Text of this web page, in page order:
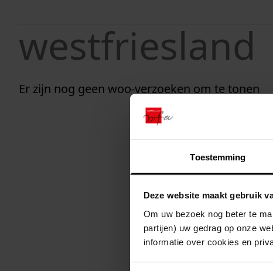
Toestemming
Deze website maakt gebruik
Om uw bezoek nog beter te
partijen) uw gedrag op onze
informatie over cookies en
westfriesland
Er zijn nog geen woo-verzoeken om te tonen